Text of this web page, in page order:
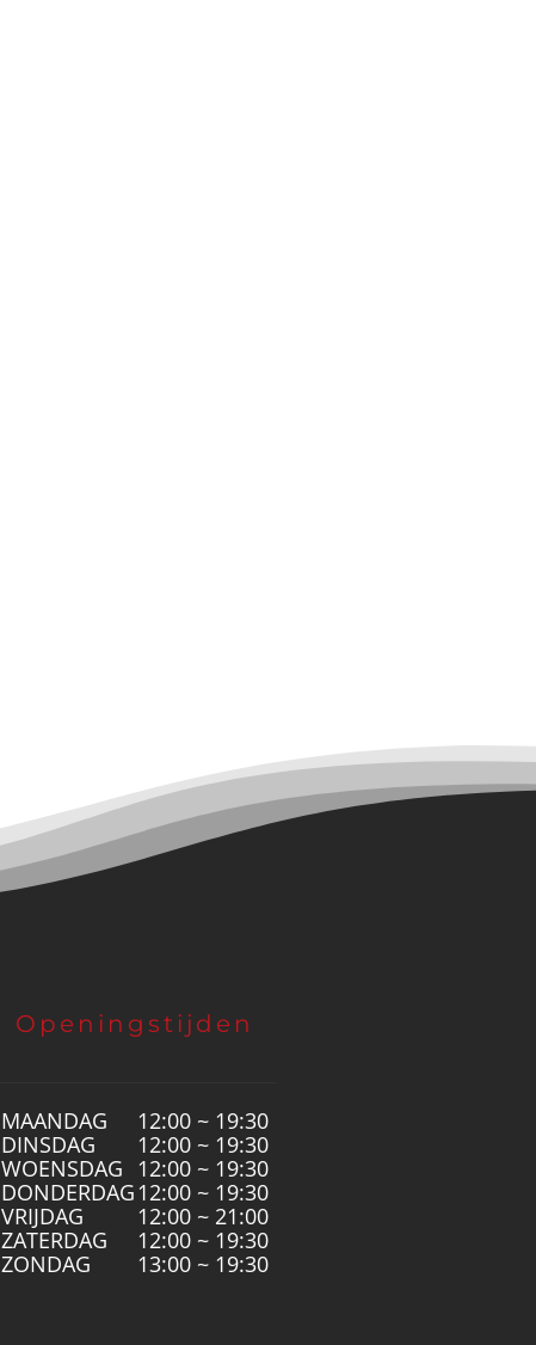
Openingstijden
MAANDAG
12:00 ~ 19:30
DINSDAG
12:00 ~ 19:30
WOENSDAG
12:00 ~ 19:30
DONDERDAG 12:00 ~ 19:30
VRIJDAG
12:00 ~ 21:00
ZATERDAG
12:00 ~ 19:30
ZONDAG
13:00 ~ 19:30